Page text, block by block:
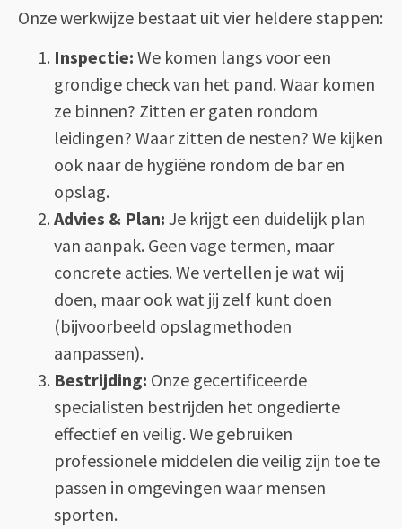
Onze werkwijze bestaat uit vier heldere stappen:
Inspectie: We komen langs voor een
grondige check van het pand. Waar komen
ze binnen? Zitten er gaten rondom
leidingen? Waar zitten de nesten? We kijken
ook naar de hygiëne rondom de bar en
opslag.
Advies & Plan: Je krijgt een duidelijk plan
van aanpak. Geen vage termen, maar
concrete acties. We vertellen je wat wij
doen, maar ook wat jij zelf kunt doen
(bijvoorbeeld opslagmethoden
aanpassen).
Bestrijding: Onze gecertificeerde
specialisten bestrijden het ongedierte
effectief en veilig. We gebruiken
professionele middelen die veilig zijn toe te
passen in omgevingen waar mensen
sporten.